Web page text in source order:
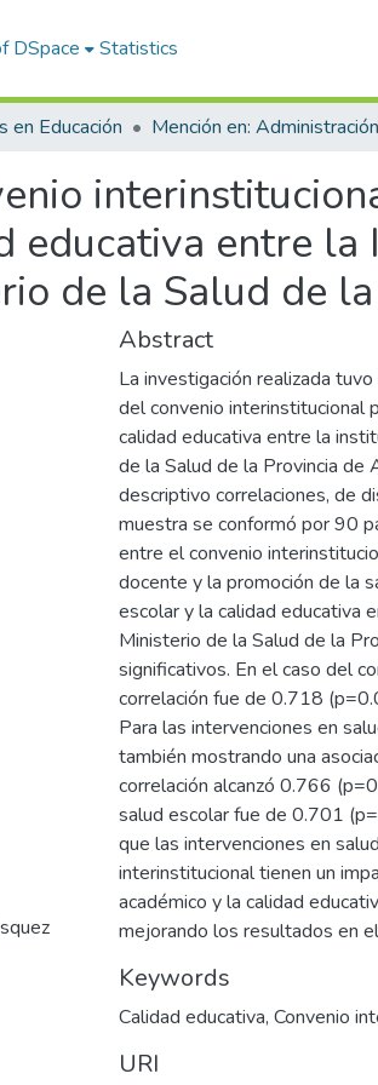
DSpace Statistics
en Educación
educativa entre
de la Salud de
Abstract
La investigación realizada
del convenio interinstitucional
calidad educativa entre la
de la Salud de la Provincia
descriptivo correlaciones, de
muestra se conformó por 90
entre el convenio
docente y la promoción de la
escolar y la calidad educativa
Ministerio de la Salud de la
significativos. En el caso del
correlación fue de 0.718
Para las intervenciones en
también mostrando una
correlación alcanzó 0.766
salud escolar fue de 0.701
que las intervenciones en
interinstitucional tienen un
académico y la calidad
mejorando los resultados en
Keywords
Calidad educativa, Convenio
URI